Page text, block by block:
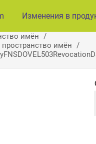
Изменения в
имён
имён